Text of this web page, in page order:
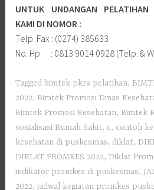
UNTUK UNDANGAN PELATIHAN
KAMI DI NOMOR :
Telp. Fax : (0274) 385633
No. Hp : 0813 9014 0928 (Telp. &
Tagged bimtek pkrs pelatihan,
2022, Bimtek Promosi Dinas
Bimtek Promosi Kesehatan, Bimtek
sosialisasi Rumah Sakit, c, contoh
kesehatan di puskesmas, diklat,
DIKLAT PROMKES 2022,Diklat
indikator promkes di puskesmas,
2022,jadwal kegiatan promkes